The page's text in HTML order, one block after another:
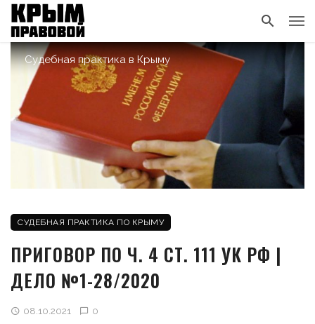
Судебная практика в Крыму
СУДЕБНАЯ ПРАКТИКА ПО КРЫМУ
ПРИГОВОР ПО Ч. 4 СТ. 111 УК РФ |
ДЕЛО №1-28/2020
08.10.2021 0